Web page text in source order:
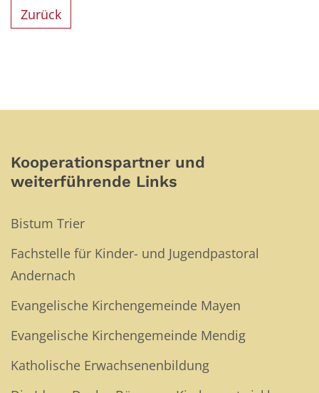
Zurück
Kooperationspartner und
weiterführende Links
Bistum Trier
Fachstelle für Kinder- und Jugendpastoral
Andernach
Evangelische Kirchengemeinde Mayen
Evangelische Kirchengemeinde Mendig
Katholische Erwachsenenbildung